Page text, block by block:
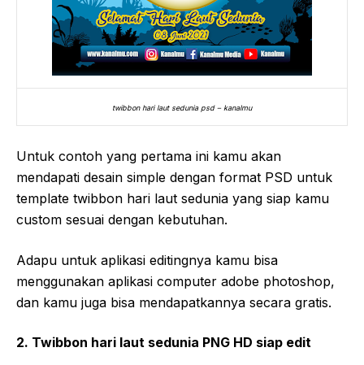
twibbon hari laut sedunia psd – kanalmu
Untuk contoh yang pertama ini kamu akan
mendapati desain simple dengan format PSD untuk
template twibbon hari laut sedunia yang siap kamu
custom sesuai dengan kebutuhan.
Adapu untuk aplikasi editingnya kamu bisa
menggunakan aplikasi computer adobe photoshop,
dan kamu juga bisa mendapatkannya secara gratis.
2. Twibbon hari laut sedunia PNG HD siap edit